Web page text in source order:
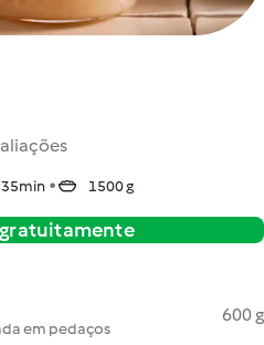
1500 g
em pedaços
600 g